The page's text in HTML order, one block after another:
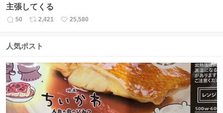
主張してくる
返
数
50
リ
ス
数
2,421
い
25,580
人気ポスト